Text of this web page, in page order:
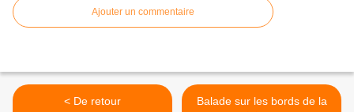
Ajouter un commentaire
< De retour
Balade sur les bords de la